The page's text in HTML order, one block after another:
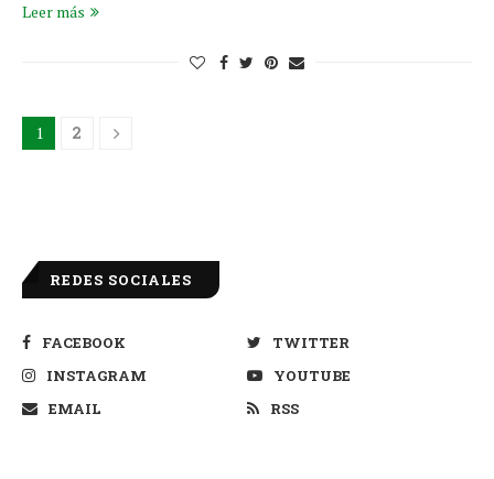
Leer más
1 2
REDES SOCIALES
FACEBOOK
TWITTER
INSTAGRAM
YOUTUBE
EMAIL
RSS